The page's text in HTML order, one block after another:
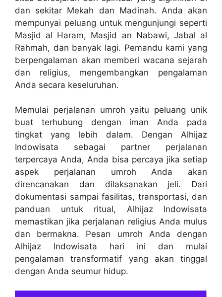
dan sekitar Mekah dan Madinah. Anda akan
mempunyai peluang untuk mengunjungi seperti
Masjid al Haram, Masjid an Nabawi, Jabal al
Rahmah, dan banyak lagi. Pemandu kami yang
berpengalaman akan memberi wacana sejarah
dan religius, mengembangkan pengalaman
Anda secara keseluruhan.
Memulai perjalanan umroh yaitu peluang unik
buat terhubung dengan iman Anda pada
tingkat yang lebih dalam. Dengan Alhijaz
Indowisata sebagai partner perjalanan
terpercaya Anda, Anda bisa percaya jika setiap
aspek perjalanan umroh Anda akan
direncanakan dan dilaksanakan jeli. Dari
dokumentasi sampai fasilitas, transportasi, dan
panduan untuk ritual, Alhijaz Indowisata
memastikan jika perjalanan religius Anda mulus
dan bermakna. Pesan umroh Anda dengan
Alhijaz Indowisata hari ini dan mulai
pengalaman transformatif yang akan tinggal
dengan Anda seumur hidup.